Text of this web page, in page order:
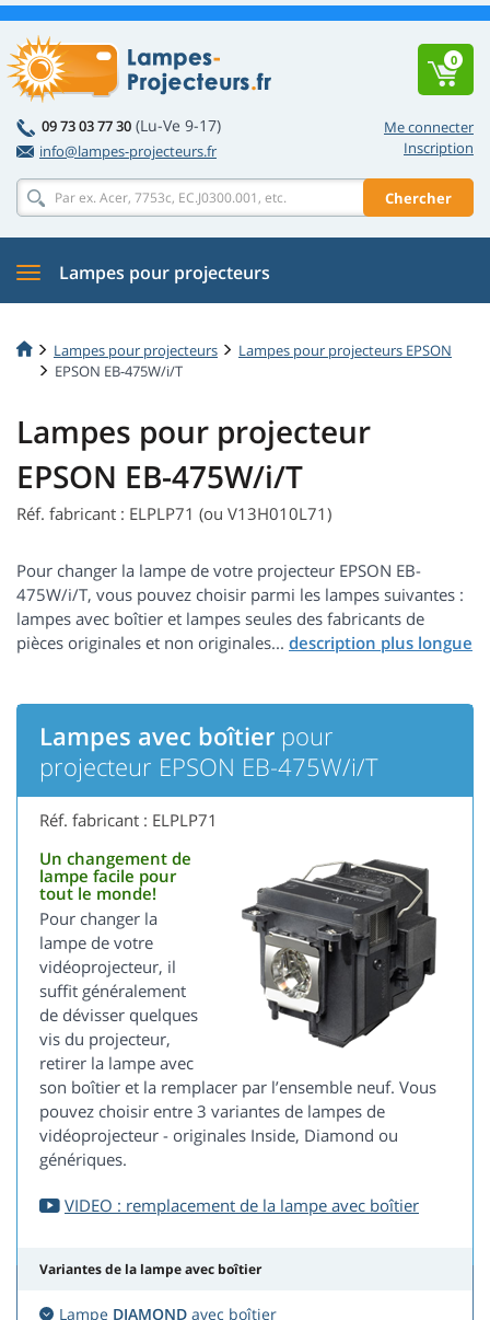
Me connecter
Inscription
09 73 03 77 30 (Lu-Ve 9-17)
info@lampes-projecteurs.fr
Chercher
0
Lampes pour projecteurs
Lampes pour projecteurs
Lampes pour projecteurs EPSON
EPSON EB-475W/i/T
Lampes pour projecteur
EPSON EB-475W/i/T
Réf. fabricant : ELPLP71 (ou V13H010L71)
Pour changer la lampe de votre projecteur EPSON EB-
475W/i/T, vous pouvez choisir parmi les lampes suivantes :
lampes avec boîtier et lampes seules des fabricants de
pièces originales et non originales...
Lampes avec boîtier pour
projecteur EPSON EB-475W/i/T
Réf. fabricant : ELPLP71
Un changement de
lampe facile pour
tout le monde!
Pour changer la
lampe de votre
vidéoprojecteur, il
suffit généralement
de dévisser quelques
vis du projecteur,
retirer la lampe avec
son boîtier et la remplacer par l’ensemble neuf. Vous
pouvez choisir entre 3 variantes de lampes de
vidéoprojecteur - originales Inside, Diamond ou
génériques.
VIDEO : remplacement de la lampe avec boîtier
Variantes de la lampe avec boîtier
Lampe DIAMOND avec boîtier